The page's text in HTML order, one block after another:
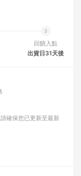
回饋入點
出貨日31天後
確保您已更新至最新